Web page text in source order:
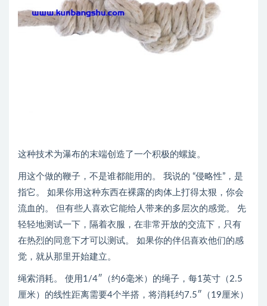
这种技术为瀑布的末端创造了一个积极的螺旋。
用这个做的鞭子，不是谁都能用的。 我说的 “侵略性”，是
指它。 如果你用这种东西在裸露的肉体上打得太狠，你会
流血的。 但有些人喜欢它能给人带来的多层次的感觉。 先
轻轻地测试一下，隔着衣服，在非常开放的交流下，只有
在热烈的同意下才可以测试。 如果你的伴侣喜欢他们的感
觉，就从那里开始建立。
绳索消耗。 使用1/4″（约6毫米）的绳子，每1英寸（2.5
厘米）的线性距离需要4个半搭，将消耗约7.5″（19厘米）